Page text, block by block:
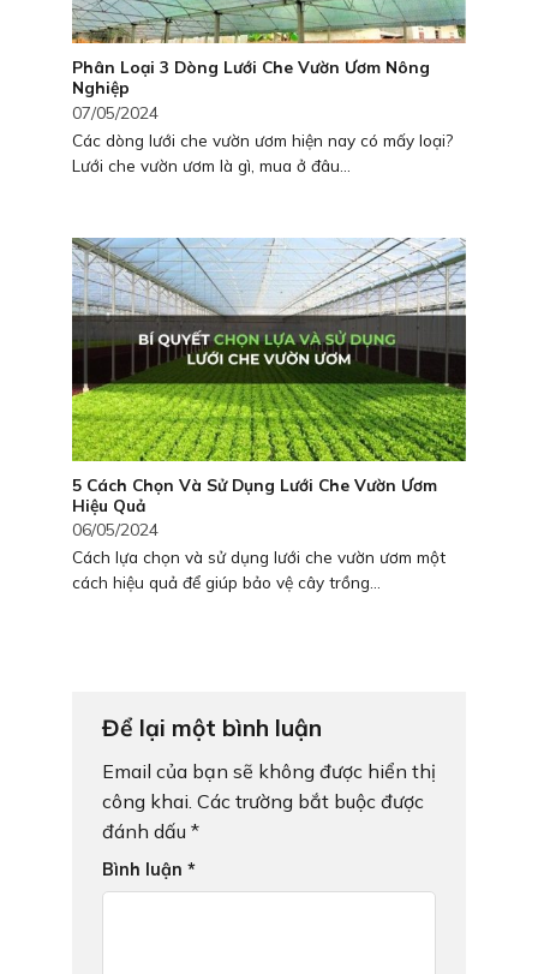
Phân Loại 3 Dòng Lưới Che Vườn Ươm Nông
Nghiệp
07/05/2024
Các dòng lưới che vườn ươm hiện nay có mấy loại?
Lưới che vườn ươm là gì, mua ở đâu...
5 Cách Chọn Và Sử Dụng Lưới Che Vườn Ươm
Hiệu Quả
06/05/2024
Cách lựa chọn và sử dụng lưới che vườn ươm một
cách hiệu quả để giúp bảo vệ cây trồng...
Để lại một bình luận
Email của bạn sẽ không được hiển thị
công khai. Các trường bắt buộc được
đánh dấu *
Bình luận *